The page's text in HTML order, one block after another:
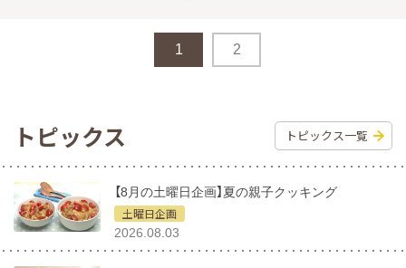
1 2
トピックス トピックス一覧
【8月の土曜日企画】夏の親子クッキング
土曜日企画
2026.08.03